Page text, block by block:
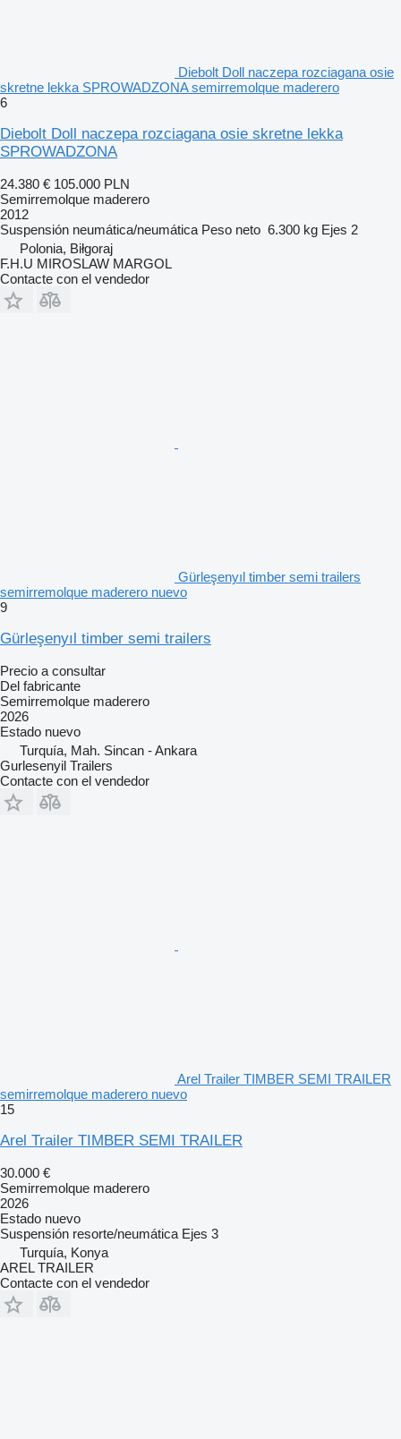
Diebolt Doll naczepa rozciagana osie
skretne lekka SPROWADZONA semirremolque maderero
6
Diebolt Doll naczepa rozciagana osie skretne lekka
SPROWADZONA
24.380 € 105.000 PLN
Semirremolque maderero
2012
Suspensión neumática/neumática Peso neto 6.300 kg Ejes 2
Polonia, Biłgoraj
F.H.U MIROSLAW MARGOL
Contacte con el vendedor
Gürleşenyıl timber semi trailers
semirremolque maderero nuevo
9
Gürleşenyıl timber semi trailers
Precio a consultar
Del fabricante
Semirremolque maderero
2026
Estado nuevo
Turquía, Mah. Sincan - Ankara
Gurlesenyil Trailers
Contacte con el vendedor
Arel Trailer TIMBER SEMI TRAILER
semirremolque maderero nuevo
15
Arel Trailer TIMBER SEMI TRAILER
30.000 €
Semirremolque maderero
2026
Estado nuevo
Suspensión resorte/neumática Ejes 3
Turquía, Konya
AREL TRAILER
Contacte con el vendedor